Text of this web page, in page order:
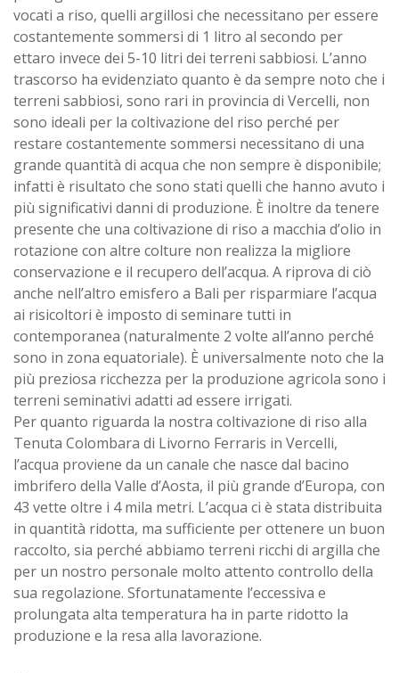
vocati a riso, quelli argillosi che necessitano per essere
costantemente sommersi di 1 litro al secondo per
ettaro invece dei 5-10 litri dei terreni sabbiosi. L’anno
trascorso ha evidenziato quanto è da sempre noto che i
terreni sabbiosi, sono rari in provincia di Vercelli, non
sono ideali per la coltivazione del riso perché per
restare costantemente sommersi necessitano di una
grande quantità di acqua che non sempre è disponibile;
infatti è risultato che sono stati quelli che hanno avuto i
più significativi danni di produzione. È inoltre da tenere
presente che una coltivazione di riso a macchia d’olio in
rotazione con altre colture non realizza la migliore
conservazione e il recupero dell’acqua. A riprova di ciò
anche nell’altro emisfero a Bali per risparmiare l’acqua
ai risicoltori è imposto di seminare tutti in
contemporanea (naturalmente 2 volte all’anno perché
sono in zona equatoriale). È universalmente noto che la
più preziosa ricchezza per la produzione agricola sono i
terreni seminativi adatti ad essere irrigati.
Per quanto riguarda la nostra coltivazione di riso alla
Tenuta Colombara di Livorno Ferraris in Vercelli,
l’acqua proviene da un canale che nasce dal bacino
imbrifero della Valle d’Aosta, il più grande d’Europa, con
43 vette oltre i 4 mila metri. L’acqua ci è stata distribuita
in quantità ridotta, ma sufficiente per ottenere un buon
raccolto, sia perché abbiamo terreni ricchi di argilla che
per un nostro personale molto attento controllo della
sua regolazione. Sfortunatamente l’eccessiva e
prolungata alta temperatura ha in parte ridotto la
produzione e la resa alla lavorazione.